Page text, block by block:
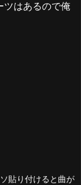
ツはあるので俺
貼り付けると曲が